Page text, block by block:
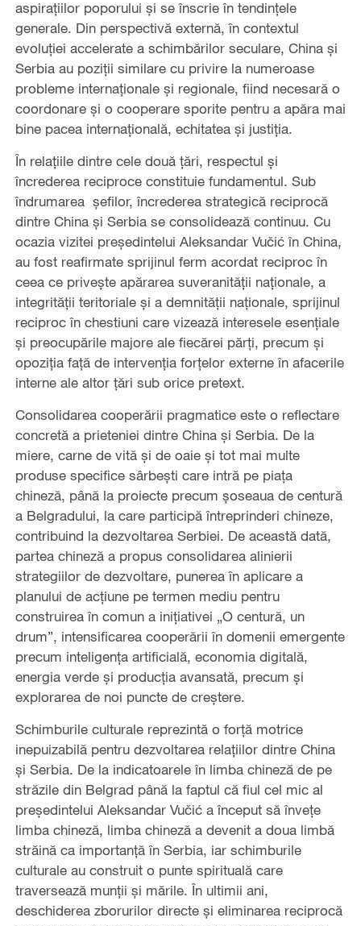
aspirațiilor poporului și se înscrie în tendințele
generale. Din perspectivă externă, în contextul
evoluției accelerate a schimbărilor seculare, China și
Serbia au poziții similare cu privire la numeroase
probleme internaționale și regionale, fiind necesară o
coordonare și o cooperare sporite pentru a apăra mai
bine pacea internațională, echitatea și justiția.
În relațiile dintre cele două țări, respectul și
încrederea reciproce constituie fundamentul. Sub
îndrumarea șefilor, încrederea strategică reciprocă
dintre China și Serbia se consolidează continuu. Cu
ocazia vizitei președintelui Aleksandar Vučić în China,
au fost reafirmate sprijinul ferm acordat reciproc în
ceea ce privește apărarea suveranității naționale, a
integrității teritoriale și a demnității naționale, sprijinul
reciproc în chestiuni care vizează interesele esențiale
și preocupările majore ale fiecărei părți, precum și
opoziția față de intervenția forțelor externe în afacerile
interne ale altor țări sub orice pretext.
Consolidarea cooperării pragmatice este o reflectare
concretă a prieteniei dintre China și Serbia. De la
miere, carne de vită și de oaie și tot mai multe
produse specifice sârbești care intră pe piața
chineză, până la proiecte precum șoseaua de centură
a Belgradului, la care participă întreprinderi chineze,
contribuind la dezvoltarea Serbiei. De această dată,
partea chineză a propus consolidarea alinierii
strategiilor de dezvoltare, punerea în aplicare a
planului de acțiune pe termen mediu pentru
construirea în comun a inițiativei „O centură, un
drum”, intensificarea cooperării în domenii emergente
precum inteligența artificială, economia digitală,
energia verde și producția avansată, precum și
explorarea de noi puncte de creștere.
Schimburile culturale reprezintă o forță motrice
inepuizabilă pentru dezvoltarea relațiilor dintre China
și Serbia. De la indicatoarele în limba chineză de pe
străzile din Belgrad până la faptul că fiul cel mic al
președintelui Aleksandar Vučić a început să învețe
limba chineză, limba chineză a devenit a doua limbă
străină ca importanță în Serbia, iar schimburile
culturale au construit o punte spirituală care
traversează munții și mările. În ultimii ani,
deschiderea zborurilor directe și eliminarea reciprocă